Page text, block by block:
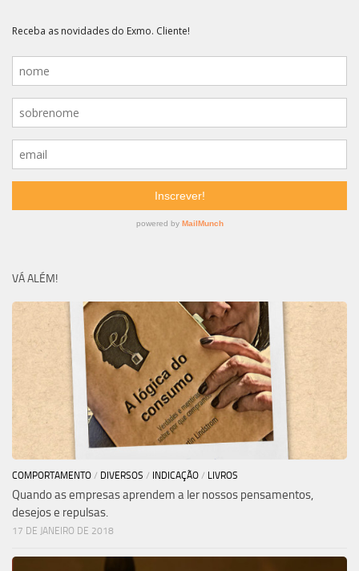
VÁ ALÉM!
COMPORTAMENTO / DIVERSOS / INDICAÇÃO / LIVROS
Quando as empresas aprendem a ler nossos pensamentos,
desejos e repulsas.
17 DE JANEIRO DE 2018